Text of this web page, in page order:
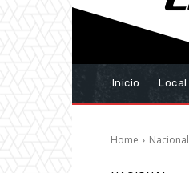
Inicio Local
Home Nacional